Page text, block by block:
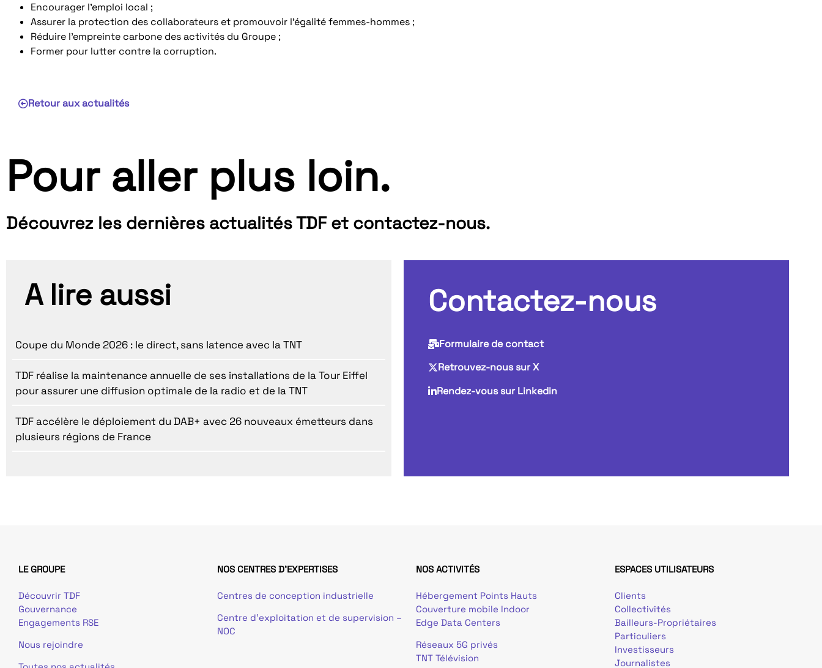
Encourager l’emploi local ;
Assurer la protection des collaborateurs et promouvoir l’égalité femmes-hommes ;
Réduire l’empreinte carbone des activités du Groupe ;
Former pour lutter contre la corruption.
Retour aux actualités
Pour aller plus loin.
Découvrez les dernières actualités TDF et contactez-nous.
A lire aussi
Coupe du Monde 2026 : le direct, sans latence avec la TNT
TDF réalise la maintenance annuelle de ses installations de la Tour Eiffel
pour assurer une diffusion optimale de la radio et de la TNT
TDF accélère le déploiement du DAB+ avec 26 nouveaux émetteurs dans
plusieurs régions de France
Contactez-nous
Formulaire de contact
Retrouvez-nous sur X
Rendez-vous sur Linkedin
LE GROUPE
Découvrir TDF
Gouvernance
Engagements RSE
Nous rejoindre
NOS CENTRES D'EXPERTISES
Centres de conception industrielle
Centre d’exploitation et de supervision –
NOC
NOS ACTIVITÉS
Hébergement Points Hauts
Couverture mobile Indoor
Edge Data Centers
Réseaux 5G privés
TNT Télévision
ESPACES UTILISATEURS
Clients
Collectivités
Bailleurs-Propriétaires
Particuliers
Investisseurs
Journalistes